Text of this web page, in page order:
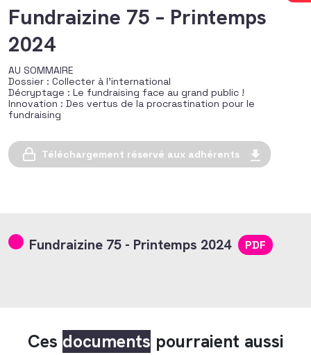
Fundraizine 75 – Printemps
2024
AU SOMMAIRE
Dossier : Collecter à l’international
Décryptage : Le fundraising face au grand public !
Innovation : Des vertus de la procrastination pour le
fundraising
Téléchargement réservé aux adhérents
Fundraizine 75 - Printemps 2024 PDF
Ces documents pourraient aussi